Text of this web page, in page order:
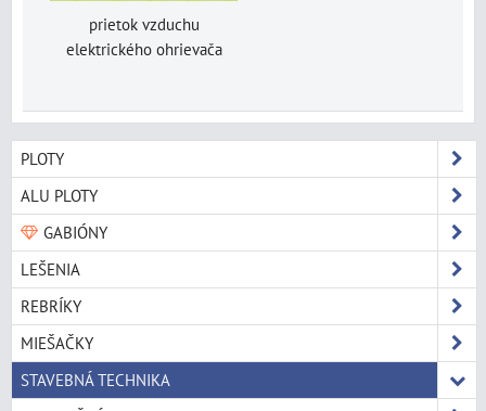
prietok vzduchu
elektrického ohrievača
PLOTY
ALU PLOTY
GABIÓNY
LEŠENIA
REBRÍKY
MIEŠAČKY
STAVEBNÁ TECHNIKA